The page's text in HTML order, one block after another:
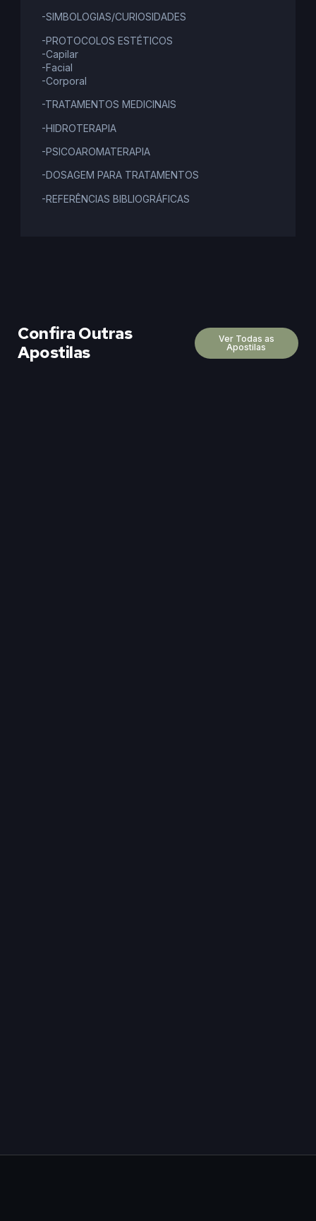
-SIMBOLOGIAS/CURIOSIDADES
-PROTOCOLOS ESTÉTICOS
-Capilar
-Facial
-Corporal
-TRATAMENTOS MEDICINAIS
-HIDROTERAPIA
-PSICOAROMATERAPIA
-DOSAGEM PARA TRATAMENTOS
-REFERÊNCIAS BIBLIOGRÁFICAS
Confira Outras
Apostilas
Ver Todas as
Apostilas